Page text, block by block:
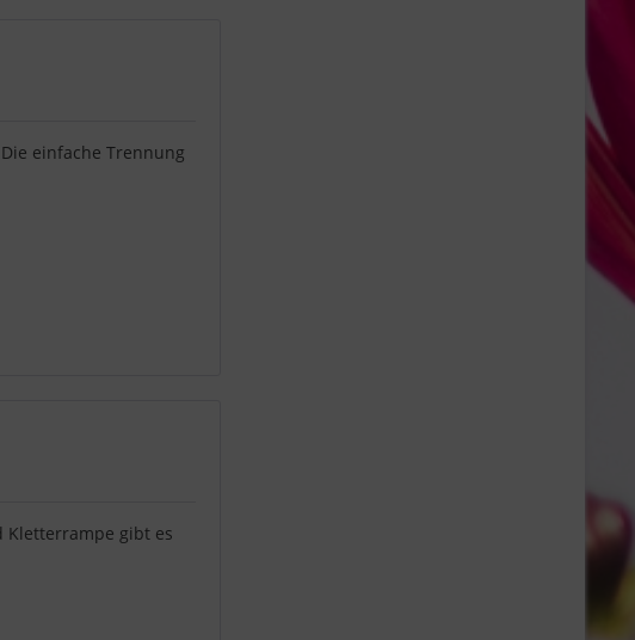
einfache Trennung
Kletterrampe gibt es